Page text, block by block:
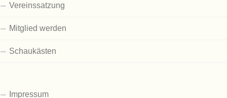
Vereinssatzung
Mitglied werden
Schaukästen
Impressum